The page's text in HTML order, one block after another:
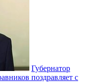
Губернатор
поздравляет с